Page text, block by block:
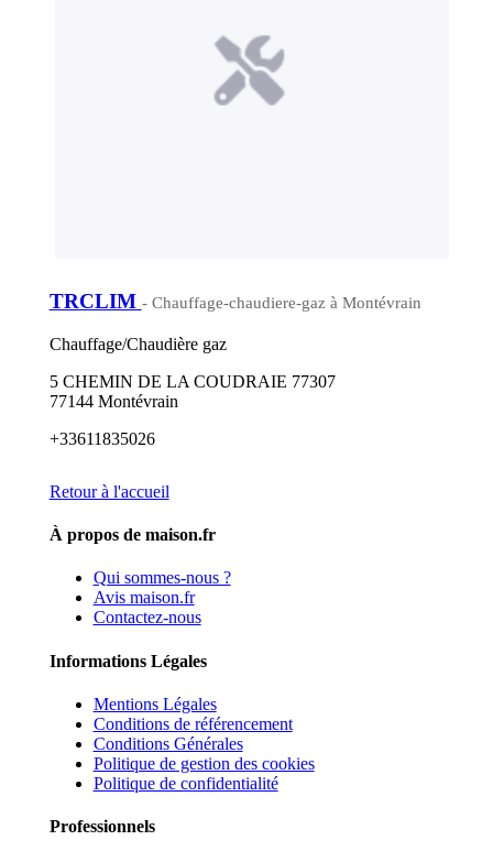
TRCLIM - Chauffage-chaudiere-gaz à Montévrain
Chauffage/Chaudière gaz
5 CHEMIN DE LA COUDRAIE 77307
77144 Montévrain
+33611835026
Retour à l'accueil
À propos de maison.fr
Qui sommes-nous ?
Avis maison.fr
Contactez-nous
Informations Légales
Mentions Légales
Conditions de référencement
Conditions Générales
Politique de gestion des cookies
Politique de confidentialité
Professionnels